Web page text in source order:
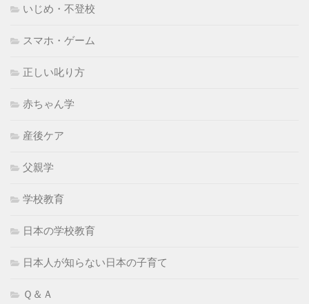
いじめ・不登校
スマホ・ゲーム
正しい叱り方
赤ちゃん学
産後ケア
父親学
学校教育
日本の学校教育
日本人が知らない日本の子育て
Ｑ＆Ａ